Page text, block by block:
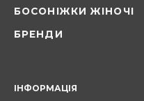
БОСОНІЖКИ ЖІНОЧІ
БРЕНДИ
ІНФОРМАЦІЯ